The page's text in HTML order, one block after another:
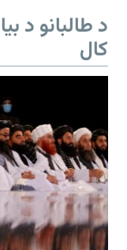
د طالبانو د
کال